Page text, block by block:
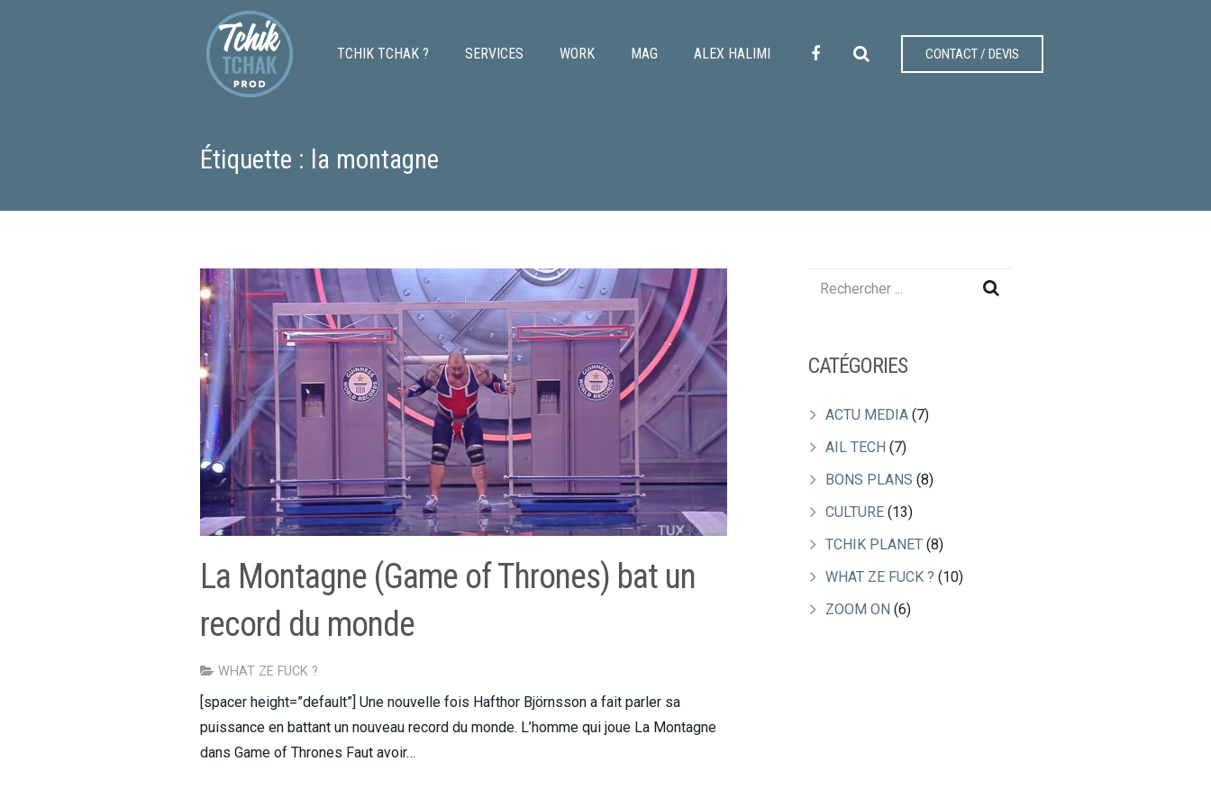
TCHIK TCHAK ? SERVICES WORK MAG ALEX HALIMI CONTACT / DEVIS
Étiquette : la montagne
La Montagne (Game of Thrones) bat un
record du monde
WHAT ZE FUCK ?
[spacer height=”default”] Une nouvelle fois Hafthor Björnsson a fait parler sa
puissance en battant un nouveau record du monde. L’homme qui joue La Montagne
dans Game of Thrones Faut avoir…
CATÉGORIES
ACTU MEDIA (7)
AIL TECH (7)
BONS PLANS (8)
CULTURE (13)
TCHIK PLANET (8)
WHAT ZE FUCK ? (10)
ZOOM ON (6)